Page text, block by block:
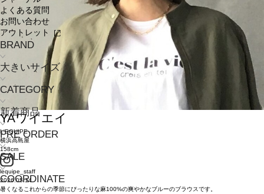
よくある質問
お問い合わせ
アウトレット
BRAND
大きいサイズ
CATEGORY
新着商品
PRE ORDER
SALE
COORDINATE
YAワイエイ
L'EQUIPE
横浜高島屋
158cm
lequipe_staff
2026.05.14
暑くなるこれからの季節にぴったりな麻100%の爽やかなブルーのブラウスです。